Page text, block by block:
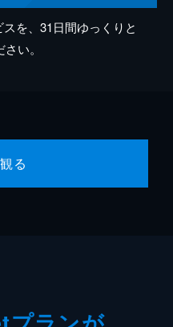
を、31日間ゆっくりと
い。
る